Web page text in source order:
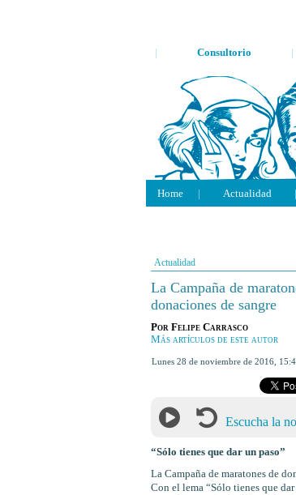
| Consultorio |
Home | Actualidad |
Actualidad
La Campaña de
donaciones de sangre
Por Felipe Carrasco
Más artículos de este autor
lunes 28 de noviembre de 2016
Escucha la
“Sólo tienes que dar un paso”
La Campaña de maratones de
Con el lema “Sólo tienes que